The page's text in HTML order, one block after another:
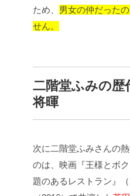
ため、 男女の仲だった
せん。
二階堂ふみの歴
将暉
次に二階堂ふみさんの
のは、映画『王様とボ
題のあるレストラン』